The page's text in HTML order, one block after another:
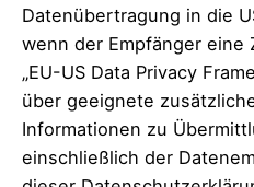
Datenübertragung in die
wenn der Empfänger
„EU-US Data Privacy
über geeignete
Informationen zu
einschließlich der